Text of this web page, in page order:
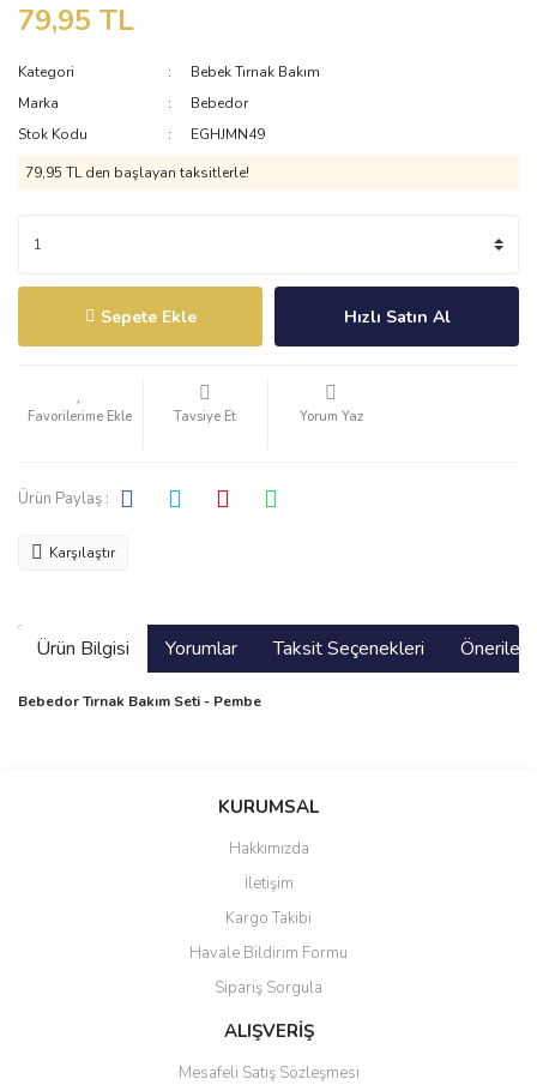
79,95 TL
Kategori
Bebek Tırnak Bakım
Marka
Bebedor
Stok Kodu
EGHJMN49
79,95 TL den başlayan taksitlerle!
Sepete Ekle Hızlı Satın Al
Tavsiye Et Yorum Yaz
Ürün Paylaş :
Karşılaştır
Ürün Bilgisi Yorumlar Taksit Seçenekleri
Bebedor Tırnak Bakım Seti - Pembe
Bu ürüne ilk yorumu siz yapın!
Yorum Yaz
Ürün resmi kalitesiz, bozuk veya görüntülenemiyor.
Ürün açıklamasında eksik bilgiler bulunuyor.
Ürün bilgilerinde hatalar bulunuyor.
Ürün fiyatı diğer sitelerden daha pahalı.
Bu ürüne benzer farklı alternatifler olmalı.
KURUMSAL
Hakkımızda
İletişim
Kargo Takibi
Havale Bildirim Formu
Sipariş Sorgula
ALIŞVERİŞ
Mesafeli Satış Sözleşmesi